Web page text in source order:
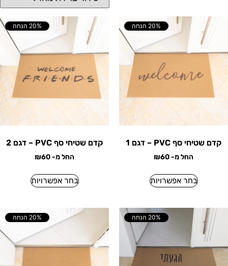
20% הנחה
קדם שטיחי סף PVC – דגם 1
החל מ- ₪60
בחר אפשרויות
20% הנחה
קדם שטיחי סף PVC – דגם 2
החל מ- ₪60
בחר אפשרויות
20% הנחה 20% הנחה